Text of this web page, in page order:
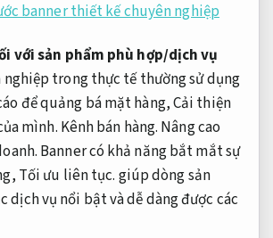
banner thiết kế chuyên nghiệp
với sản phẩm phù hợp/dịch vụ
nghiệp trong thực tế thường sử dụng
để quảng bá mặt hàng,Cải thiện
mình. Kênh bán hàng. Nâng cao
Banner có khả năng bắt mắt sự
Tối ưu liên tục. giúp dòng sản
dịch vụ nổi bật và dễ dàng được các